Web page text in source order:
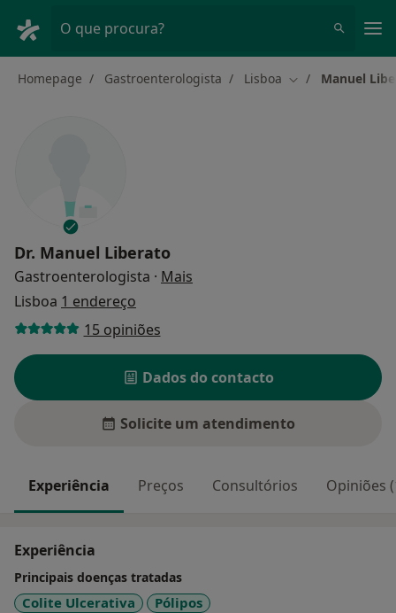
O que procura?
Homepage Gastroenterologista Lisboa Mudar de cidade
Manuel
Dr. Manuel Liberato
Gastroenterologista · Mais
Lisboa 1 endereço
15 opiniões
Dados do contacto
Solicite um atendimento
Experiência Preços Consultórios Opiniões
Experiência
Principais doenças tratadas
Colite Ulcerativa
Pólipos